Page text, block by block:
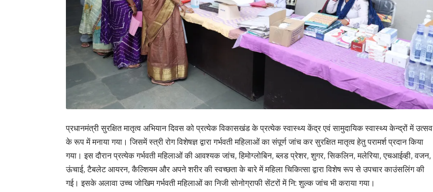
प्रधानमंत्री सुरक्षित मातृत्व अभियान दिवस को प्रत्येक विकासखंड के प्रत्येक स्वास्थ्य केंद्र एवं सामुदायिक स्वास्थ्य केन्द्रों में उत्सव
के रूप में मनाया गया। जिसमें स्त्री रोग विशेषज्ञ द्वारा गर्भवती महिलाओं का संपूर्ण जांच कर सुरक्षित मातृत्व हेतु परामर्श प्रदान किया
गया। इस दौरान प्रत्येक गर्भवती महिलाओं की आवश्यक जांच, हिमोग्लोबिन, ब्लड प्रेशर, शुगर, सिकलिन, मलेरिया, एचआईव्ही, वजन,
ऊंचाई, टैबलेट आयरन, कैल्शियम और अपने शरीर की स्वच्छता के बारे में महिला चिकित्सा द्वारा विशेष रूप से उपचार काउंसलिंग की
गई। इसके अलावा उच्च जोखिम गर्भवती महिलाओं का निजी सोनोग्राफी सेंटरों में नि: शुल्क जांच भी कराया गया।